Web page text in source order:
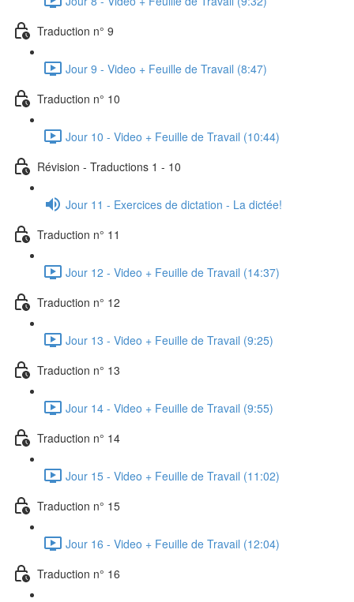
Traduction n° 9
Jour 9 - Video + Feuille de Travail (8:47)
Traduction n° 10
Jour 10 - Video + Feuille de Travail (10:44)
Révision - Traductions 1 - 10
Jour 11 - Exercices de dictation - La dictée!
Traduction n° 11
Jour 12 - Video + Feuille de Travail (14:37)
Traduction n° 12
Jour 13 - Video + Feuille de Travail (9:25)
Traduction n° 13
Jour 14 - Video + Feuille de Travail (9:55)
Traduction n° 14
Jour 15 - Video + Feuille de Travail (11:02)
Traduction n° 15
Jour 16 - Video + Feuille de Travail (12:04)
Traduction n° 16